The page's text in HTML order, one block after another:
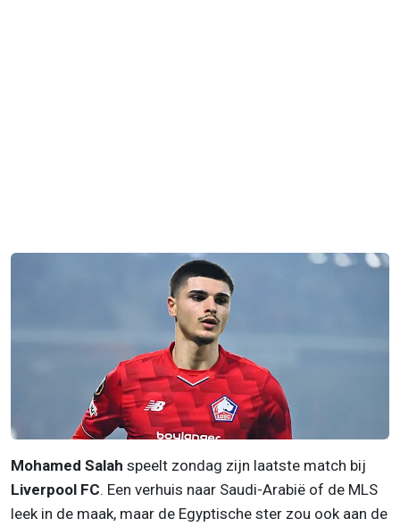
Mohamed Salah speelt zondag zijn laatste match bij
Liverpool FC. Een verhuis naar Saudi-Arabië of de MLS
leek in de maak, maar de Egyptische ster zou ook aan de